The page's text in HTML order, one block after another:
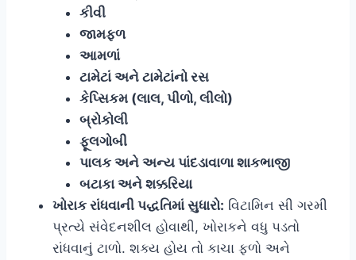
કીવી
જામફળ
આમળાં
ટામેટાં અને ટામેટાંનો રસ
કેપ્સિકમ (લાલ, પીળો, લીલો)
બ્રોકોલી
ફૂલગોબી
પાલક અને અન્ય પાંદડાવાળા શાકભાજી
બટાકા અને શક્કરિયા
ખોરાક રાંધવાની પદ્ધતિમાં સુધારો: વિટામિન સી ગરમી
પ્રત્યે સંવેદનશીલ હોવાથી, ખોરાકને વધુ પડતો
રાંધવાનું ટાળો. શક્ય હોય તો કાચા ફળો અને